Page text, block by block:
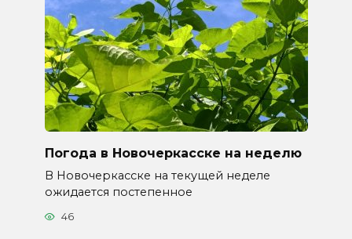
Погода в Новочеркасске на неделю
В Новочеркасске на текущей неделе
ожидается постепенное
46